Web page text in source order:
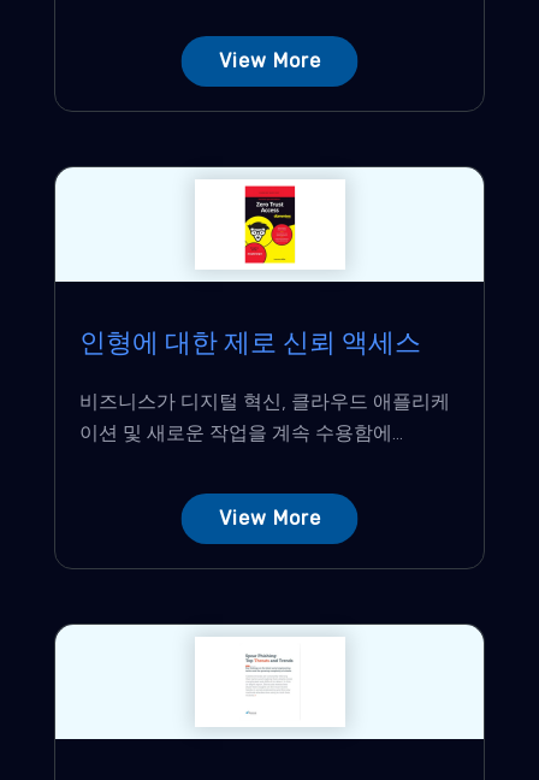
View More
인형에 대한 제로 신뢰 액세스
비즈니스가 디지털 혁신, 클라우드 애플리케
이션 및 새로운 작업을 계속 수용함에...
View More